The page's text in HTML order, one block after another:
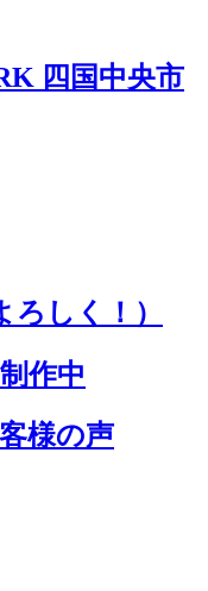
ろしく！）
作中
様の声